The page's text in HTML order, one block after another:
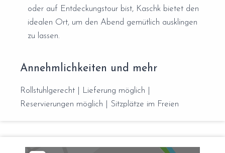
oder auf Entdeckungstour bist, Kaschk bietet den
idealen Ort, um den Abend gemütlich ausklingen
zu lassen.
Annehmlichkeiten und mehr
Rollstuhlgerecht | Lieferung möglich |
Reservierungen möglich | Sitzplätze im Freien